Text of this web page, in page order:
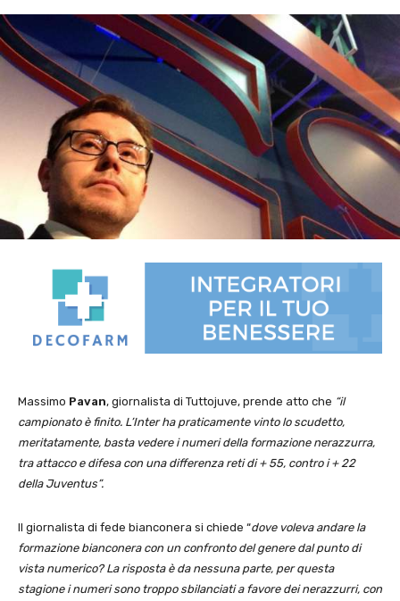
Massimo Pavan, giornalista di Tuttojuve, prende atto che “il
campionato è finito. L’Inter ha praticamente vinto lo scudetto,
meritatamente, basta vedere i numeri della formazione nerazzurra,
tra attacco e difesa con una differenza reti di + 55, contro i + 22
della Juventus”.
Il giornalista di fede bianconera si chiede “dove voleva andare la
formazione bianconera con un confronto del genere dal punto di
vista numerico? La risposta è da nessuna parte, per questa
stagione i numeri sono troppo sbilanciati a favore dei nerazzurri, con